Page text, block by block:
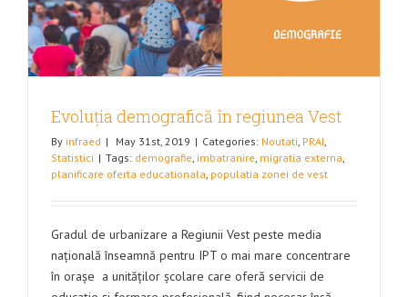
Evoluția demografică în regiunea Vest
By infraed | May 31st, 2019 | Categories: Noutati PRAI
Statistici | Tags: demografie imbatranire migratia externa
planificare oferta educationala populatia zonei de vest
Gradul de urbanizare a Regiunii Vest peste media
națională înseamnă pentru IPT o mai mare concentrare
în orașe a unităților școlare care oferă servicii de